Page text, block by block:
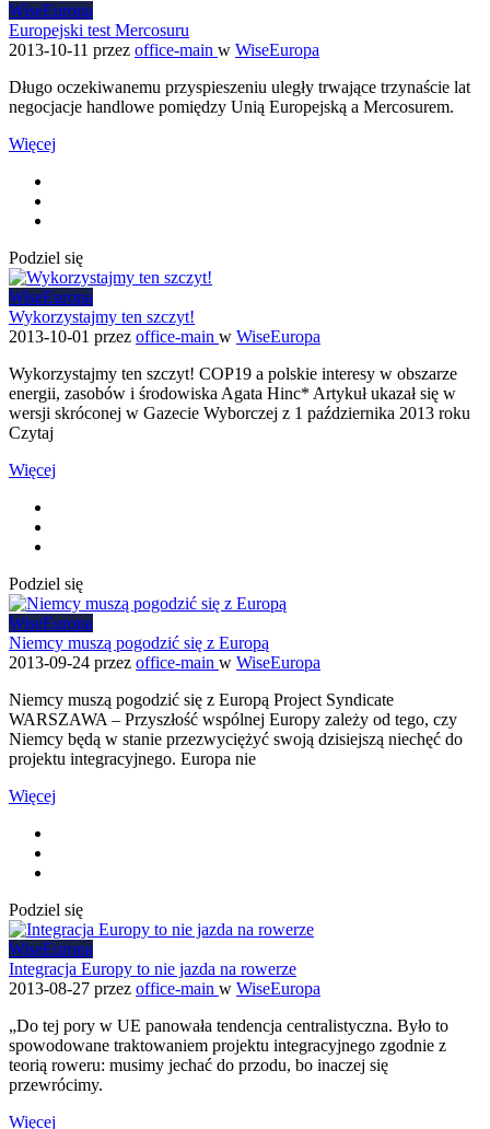
WiseEuropa
Europejski test Mercosuru
2013-10-11 przez office-main w WiseEuropa
Długo oczekiwanemu przyspieszeniu uległy trwające trzynaście lat
negocjacje handlowe pomiędzy Unią Europejską a Mercosurem.
Więcej
Podziel się
WiseEuropa
Wykorzystajmy ten szczyt!
2013-10-01 przez office-main w WiseEuropa
Wykorzystajmy ten szczyt! COP19 a polskie interesy w obszarze
energii, zasobów i środowiska Agata Hinc* Artykuł ukazał się w
wersji skróconej w Gazecie Wyborczej z 1 października 2013 roku
Czytaj
Więcej
Podziel się
WiseEuropa
Niemcy muszą pogodzić się z Europą
2013-09-24 przez office-main w WiseEuropa
Niemcy muszą pogodzić się z Europą Project Syndicate
WARSZAWA – Przyszłość wspólnej Europy zależy od tego, czy
Niemcy będą w stanie przezwyciężyć swoją dzisiejszą niechęć do
projektu integracyjnego. Europa nie
Więcej
Podziel się
WiseEuropa
Integracja Europy to nie jazda na rowerze
2013-08-27 przez office-main w WiseEuropa
„Do tej pory w UE panowała tendencja centralistyczna. Było to
spowodowane traktowaniem projektu integracyjnego zgodnie z
teorią roweru: musimy jechać do przodu, bo inaczej się
przewrócimy.
Więcej